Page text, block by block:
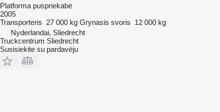
Platforma puspriekabė
2005
Transporteris 27 000 kg Grynasis svoris 12 000 kg
Nyderlandai, Sliedrecht
Truckcentrum Sliedrecht
Susisiekite su pardavėju